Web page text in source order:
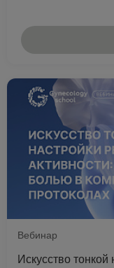
Вебинар
Искусство